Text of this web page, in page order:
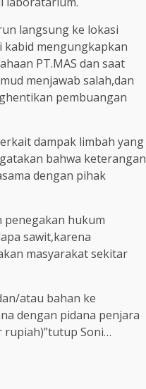
langsung ke lokasi
kabid mengungkapkan
PT.MAS dan saat
menjawab salah,dan
pembuangan
dampak limbah yang
bahwa keterangan
dengan pihak
penegakan hukum
sawit,karena
masyarakat sekitar
atau bahan ke
dengan pidana penjara
rupiah)”tutup Soni…